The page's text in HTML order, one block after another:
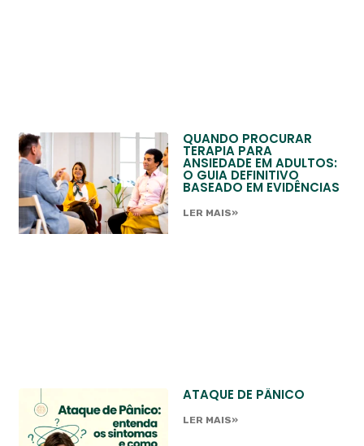
QUANDO PROCURAR
TERAPIA PARA
ANSIEDADE EM ADULTOS:
O GUIA DEFINITIVO
BASEADO EM EVIDÊNCIAS
LER MAIS»
ATAQUE DE PÂNICO
LER MAIS»